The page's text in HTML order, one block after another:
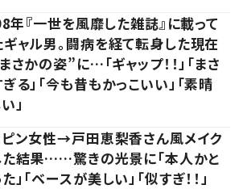
年『一世を風靡した雑誌』に載って
ギャル男。闘病を経て転身した現在
さかの姿”に…「ギャップ！！」「まさ
る」「今も昔もかっこいい」「素晴
」
ン女性→戸田恵梨香さん風メイク
た結果……驚きの光景に「本人かと
」「ベースが美しい」「似すぎ！！」